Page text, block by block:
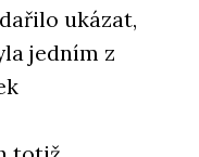
ukázat,
jedním z